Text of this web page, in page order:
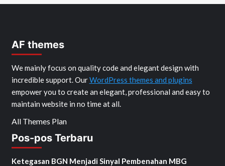
AF themes
We mainly focus on quality code and elegant design with
incredible support. OurWordPress themes and plugins
empower you to create an elegant, professional and easy to
maintain website in no time at all.
All Themes Plan
Pos-pos Terbaru
Ketegasan BGN Menjadi Sinyal Pembenahan MBG